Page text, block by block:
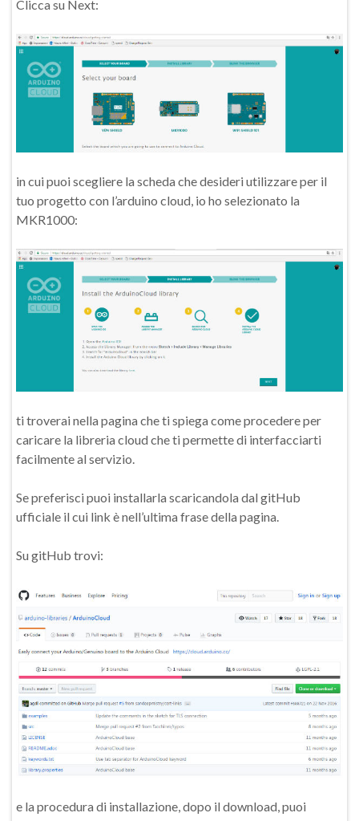
Clicca su Next:
in cui puoi scegliere la scheda che desideri utilizzare per il
tuo progetto con l’arduino cloud, io ho selezionato la
MKR1000:
ti troverai nella pagina che ti spiega come procedere per
caricare la libreria cloud che ti permette di interfacciarti
facilmente al servizio.
Se preferisci puoi installarla scaricandola dal gitHub
ufficiale il cui link è nell’ultima frase della pagina.
Su gitHub trovi:
e la procedura di installazione, dopo il download, puoi